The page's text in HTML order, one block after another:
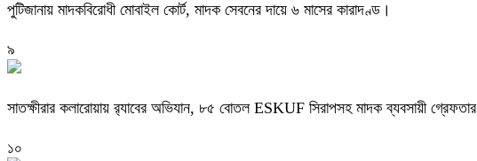
পুটিজানায় মাদকবিরোধী মোবাইল কোর্ট, মাদক সেবনের দায়ে ৬ মাসের কারাদণ্ড।
৯
সাতক্ষীরার কলারোয়ায় র‍্যাবের অভিযান, ৮৫ বোতল ESKUF সিরাপসহ মাদক ব্যবসায়ী গ্রেফতার
১০